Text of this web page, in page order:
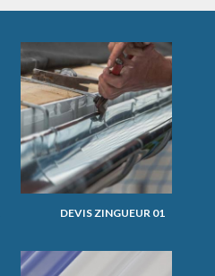
DEVIS ZINGUEUR 01